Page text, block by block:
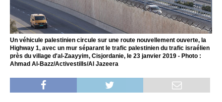
Un véhicule palestinien circule sur une route nouvellement ouverte, la
Highway 1, avec un mur séparant le trafic palestinien du trafic israélien
près du village d'al-Zaayyim, Cisjordanie, le 23 janvier 2019 - Photo :
Ahmad Al-Bazz/Activestills/Al Jazeera